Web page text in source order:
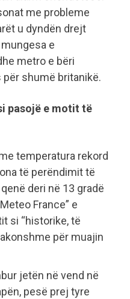
me probleme
u dyndën drejt
e
metro e bëri
shumë britanikë.
pasojë e motit të
temperatura rekord
të perëndimit të
deri në 13 gradë
France” e
si “historike, të
për muajin
jetën në vend në
pesë prej tyre